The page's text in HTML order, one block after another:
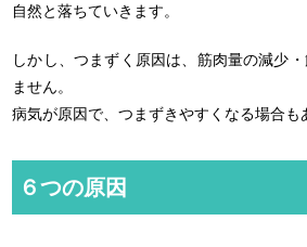
自然と落ちていきます。
しかし、つまずく原因は、筋肉量の減少
ません。
病気が原因で、つまずきやすくなる場合も
６つの原因